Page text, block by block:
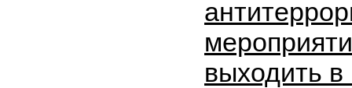
выходить